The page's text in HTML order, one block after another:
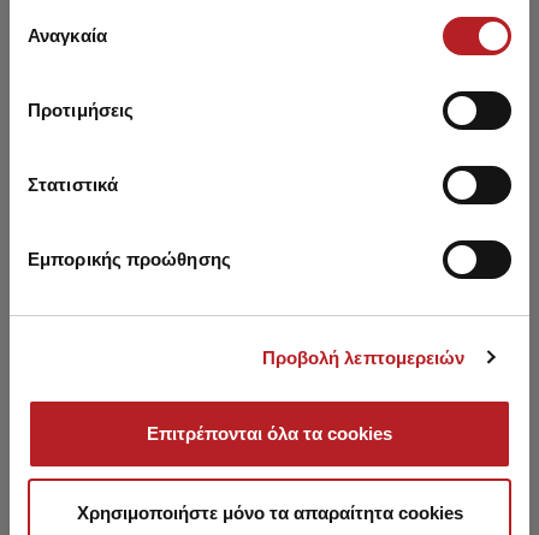
των υπηρεσιών τους.
συγκατάθεσης
Αναγκαία
Προτιμήσεις
Στατιστικά
Εμπορικής προώθησης
Προβολή λεπτομερειών
Επιτρέπονται όλα τα cookies
Χρησιμοποιήστε μόνο τα απαραίτητα cookies